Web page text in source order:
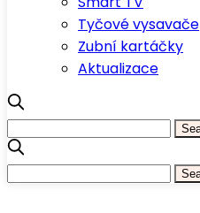
Tyčové vysavače
Zubní kartáčky
Aktualizace